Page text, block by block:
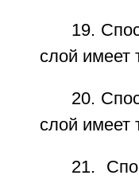
19.
слой имеет
20.
слой имеет
21.